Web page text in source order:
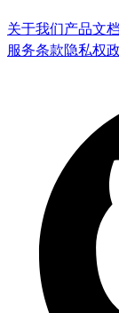
关于我们产品文档
服务条款隐私权